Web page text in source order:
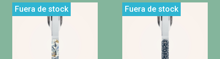
Fuera de stock Fuera de stock